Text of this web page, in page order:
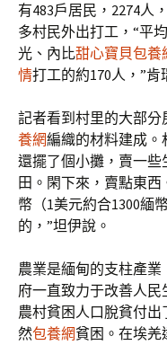
有483戶居民，2274人
多村民外出打工，“平
光、內比甜心寶貝包養
情打工的約170人，”肯
記者看到村里的大部
養網編織的材料建成
還擺了個小攤，賣一
田。閑下來，賣點東
幣（1美元約合1300緬
的，”坦伊說。
農業是緬甸的支柱產
府一直致力于改善人民
農村貧困人口脫貧付出
然包養網貧困。在埃羌